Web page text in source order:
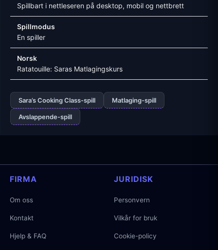
Spillbart i nettleseren på desktop, mobil og nettbrett
Spillmodus
En spiller
Norsk
Ratatouille: Saras Matlagingskurs
Sara’s Cooking Class-spill Matlaging-spill
Avslappende-spill
FIRMA
Om oss
Kontakt
Hjelp & FAQ
JURIDISK
Personvern
Vilkår for bruk
Cookie-policy